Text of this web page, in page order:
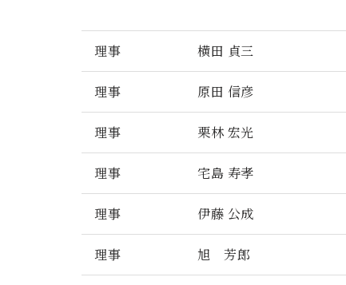
理事 横田 貞三
理事 原田 信彦
理事 栗林 宏光
理事 宅島 寿孝
理事 伊藤 公成
理事 旭 芳郎